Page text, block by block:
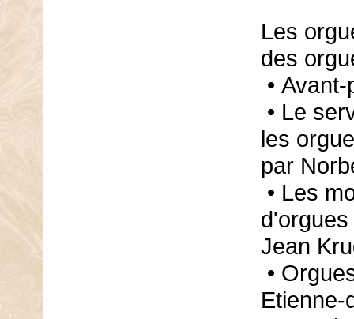
Les
des
•
• Le
les
par
• Les
Jean
•
Etienne-